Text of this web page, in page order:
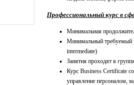
Профессиональный курс в
Минимальная
Минимальный требуемый
intermediate)
Занятия проходят в
Курс Business Certificate
управление персоналом,